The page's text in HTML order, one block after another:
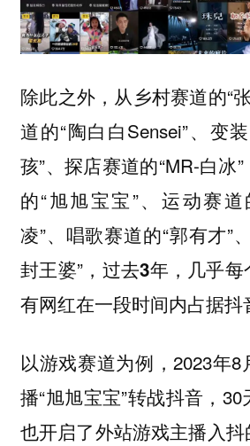
除此之外，从乡村赛道的“
道的“陶白白Sensei”、变
孩”、探店赛道的“MR-白冰
的“旭旭宝宝”、运动赛
凌”、唱歌赛道的“郭有才”
封王婆”， 过去3年，几乎
有网红在一段时间内占据抖
以游戏赛道为例，2023年
播“旭旭宝宝”转战抖音，30
也开启了外站游戏主播入